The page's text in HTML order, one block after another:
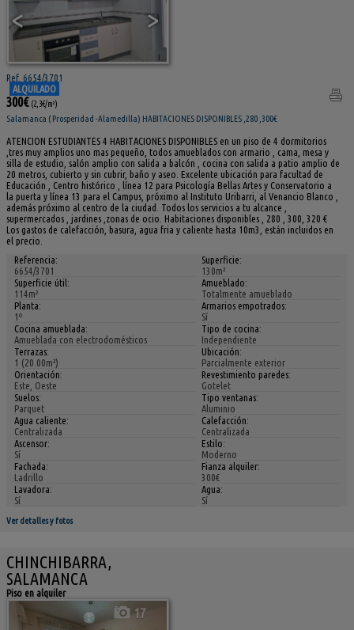
< >
Ref. 6654/3701
ALQUILADO
300€ (2,3€/m²)
Salamanca ( Prosperidad -Alamedilla) HABITACIONES DISPONIBLES ,280 ,300€
ATENCION ESTUDIANTES 4 HABITACIONES DISPONIBLES en un piso de 4 dormitorios
,tres muy amplios uno mas pequeño, todos amueblados con armario , cama, mesa y
silla de estudio, salón amplio con salida a balcón , cocina con salida a patio amplio de
20 metros, cubierto y sin cubrir, baño y aseo. Excelente ubicación para facultad de
Educación , Centro histórico , línea 12 para Psicología Bellas Artes y Conservatorio a
la puerta y línea 13 para el Campus, próximo al Instituto Uribarri, al Venancio Blanco ,
además próximo al centro de la ciudad. Todos los servicios a tu alcance ,
supermercados , jardines ,zonas de ocio. Habitaciones disponibles , 280 , 300, 320 €
Los gastos de calefacción, basura, agua fria y caliente hasta 10m3, están incluidos en
el precio.
Referencia:
6654/3701
Superficie:
130m²
Superficie útil:
114m²
Amueblado:
Totalmente amueblado
Planta:
1º
Armarios empotrados:
Sí
Cocina amueblada:
Amueblada con electrodomésticos
Tipo de cocina:
Independiente
Terrazas:
1 (20.00m²)
Ubicación:
Parcialmente exterior
Orientación:
Este, Oeste
Revestimiento paredes:
Gotelet
Suelos:
Parquet
Tipo ventanas:
Aluminio
Agua caliente:
Centralizada
Calefacción:
Centralizada
Ascensor:
Sí
Estilo:
Moderno
Fachada:
Ladrillo
Fianza alquiler:
300€
Lavadora:
Sí
Agua:
Sí
Ver detalles y fotos
CHINCHIBARRA,
SALAMANCA
Piso en alquiler
17